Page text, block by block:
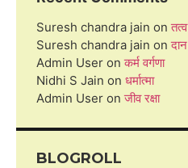
Suresh chandra jain onतत्व
Suresh chandra jain onदान
Admin User onकर्म वर्गणा
Nidhi S Jain on धर्मात्मा
Admin User onजीव रक्षा
BLOGROLL